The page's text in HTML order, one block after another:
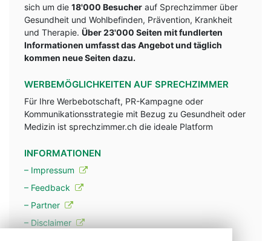
sich um die 18'000 Besucher auf Sprechzimmer über
Gesundheit und Wohlbefinden, Prävention, Krankheit
und Therapie. Über 23'000 Seiten mit fundlerten
Informationen umfasst das Angebot und täglich
kommen neue Seiten dazu.
WERBEMÖGLICHKEITEN AUF SPRECHZIMMER
Für Ihre Werbebotschaft, PR-Kampagne oder
Kommunikationsstrategie mit Bezug zu Gesundheit oder
Medizin ist sprechzimmer.ch die ideale Platform
INFORMATIONEN
– Impressum
– Feedback
– Partner
– Disclaimer